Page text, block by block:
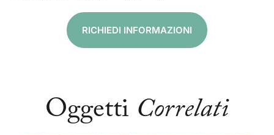
RICHIEDI INFORMAZIONI
Oggetti Correlati